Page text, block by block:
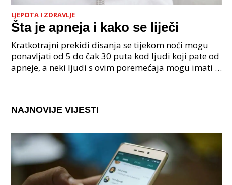
LJEPOTA I ZDRAVLJE
Šta je apneja i kako se liječi
Kratkotrajni prekidi disanja se tijekom noći mogu
ponavljati od 5 do čak 30 puta kod ljudi koji pate od
apneje, a neki ljudi s ovim poremećaja mogu imati i
NAJNOVIJE VIJESTI